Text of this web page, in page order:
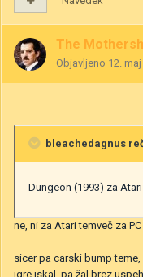
The
Objavljeno 12.
bleachedagnus
Dungeon (1993) za Atari
ne, ni za Atari temveč za PC
sicer pa carski bump
igre iskal, pa žal brez